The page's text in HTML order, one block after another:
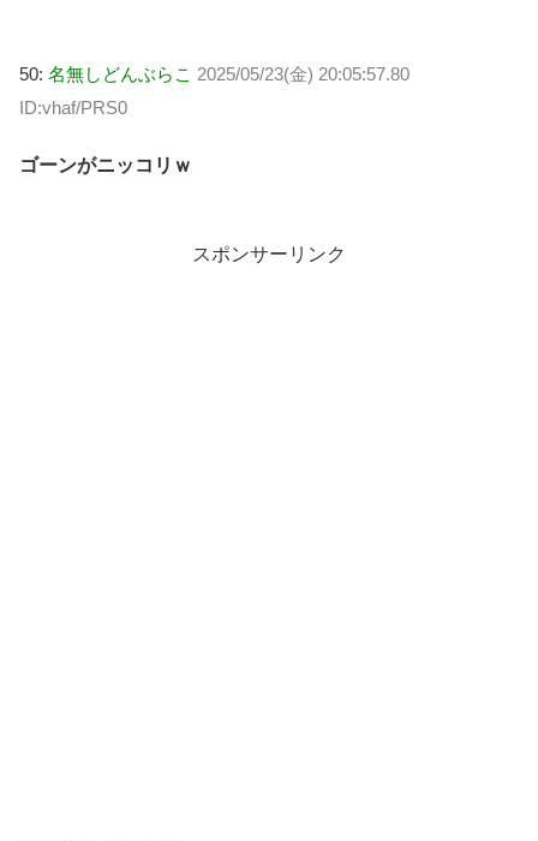
50: 名無しどんぶらこ 2025/05/23(金) 20:05:57.80
ID:vhaf/PRS0
ゴーンがニッコリｗ
スポンサーリンク